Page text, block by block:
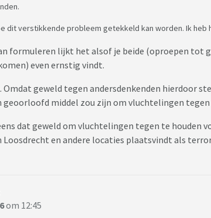
dit verstikkende probleem getekkeld kan worden. Ik heb
formuleren lijkt het alsof je beide (oproepen tot
even ernstig vindt.
Omdat geweld tegen andersdenkenden hierdoor
geoorloofd middel zou zijn om vluchtelingen tegen
dat geweld om vluchtelingen tegen te houden
Loosdrecht en andere locaties plaatsvindt als
om 12:45